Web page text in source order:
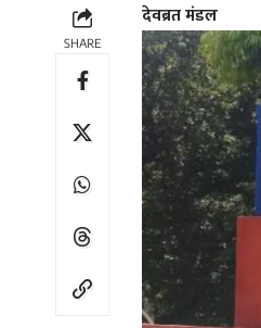
SHARE
देवब्रत मंडल